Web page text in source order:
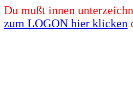
Du mußt innen
zum LOGON hier klicken